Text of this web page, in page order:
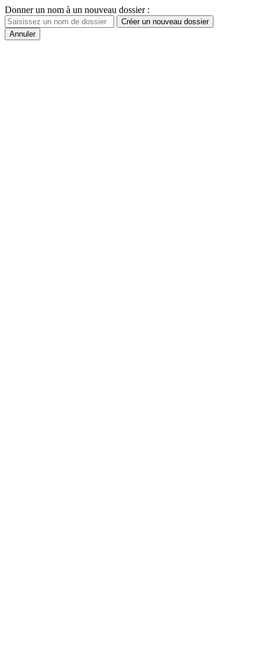
Donner un nom à un nouveau dossier :
Créer un nouveau dossier
Annuler